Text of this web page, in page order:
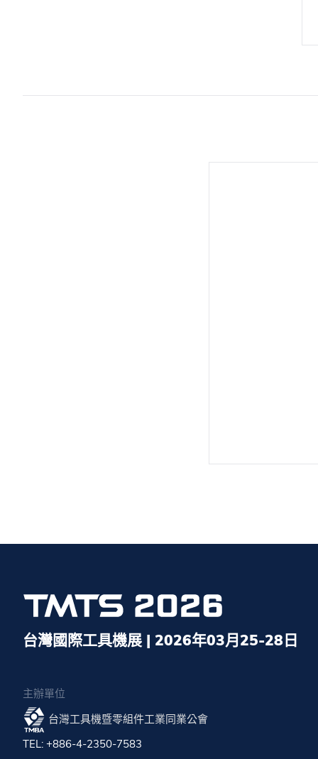
台灣國際工具機展 | 2026年03月25-28日
主辦單位
台灣工具機暨零組件工業同業公會
TEL: +886-4-2350-7583